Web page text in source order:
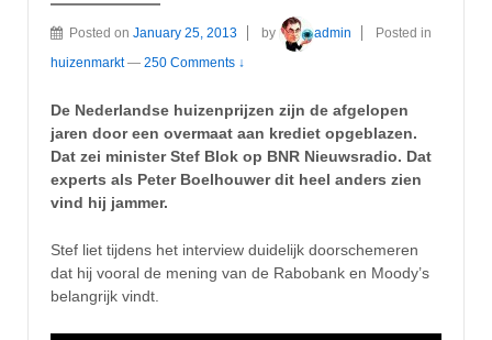
Posted on January 25, 2013 by admin
Posted in
huizenmarkt — 250 Comments ↓
De Nederlandse huizenprijzen zijn de afgelopen
jaren door een overmaat aan krediet opgeblazen.
Dat zei minister Stef Blok op BNR Nieuwsradio. Dat
experts als Peter Boelhouwer dit heel anders zien
vind hij jammer.
Stef liet tijdens het interview duidelijk doorschemeren
dat hij vooral de mening van de Rabobank en Moody’s
belangrijk vindt.